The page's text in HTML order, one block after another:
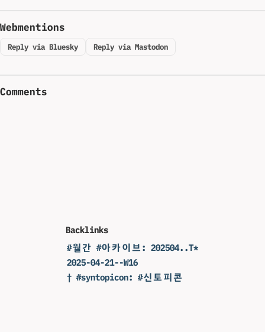
Webmentions
Reply via Bluesky Reply via Mastodon
Comments
Backlinks
#월간 #아카이브: 202504..T*
2025-04-21--W16
† #syntopicon: #신토피콘